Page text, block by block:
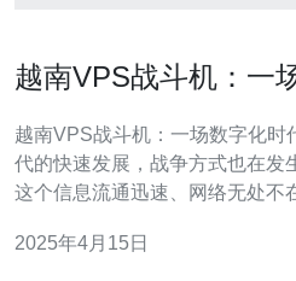
越南VPS战斗机：一
越南VPS战斗机：一场数字化时代的新战
代的快速发展，战争方式也在发
这个信息流通迅速、网络无处不
机的背景、特点以及其在现代战
2025年4月15日